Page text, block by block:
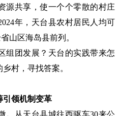
源共享，使一个个零散的村庄
年，天台县农村居民人均可
山区海岛县前列。
团发展？天台的实践带来怎
村，寻找答案。
领机制变革
从天台县城往西驱车30来公